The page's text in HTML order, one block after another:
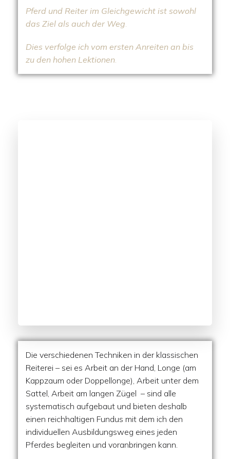
Pferd und Reiter im Gleichgewicht ist sowohl
das Ziel als auch der Weg.
Dies verfolge ich vom ersten Anreiten an bis
zu den hohen Lektionen.
Die verschiedenen Techniken in der klassischen
Reiterei – sei es Arbeit an der Hand, Longe (am
Kappzaum oder Doppellonge), Arbeit unter dem
Sattel, Arbeit am langen Zügel – sind alle
systematisch aufgebaut und bieten deshalb
einen reichhaltigen Fundus mit dem ich den
individuellen Ausbildungsweg eines jeden
Pferdes begleiten und voranbringen kann.